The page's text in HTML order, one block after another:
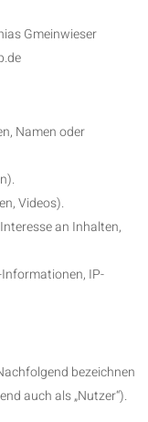
Gmeinwieser
Namen oder
Videos).
an Inhalten,
IP-
bezeichnen
auch als „Nutzer“).